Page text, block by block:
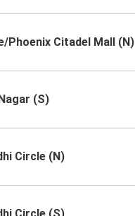
Phoenix Citadel Mall (N)
(S)
Circle (N)